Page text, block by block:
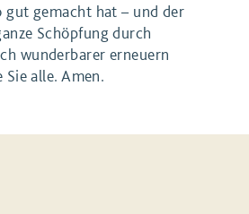
gut gemacht hat – und der
Schöpfung durch
wunderbarer erneuern
alle. Amen.